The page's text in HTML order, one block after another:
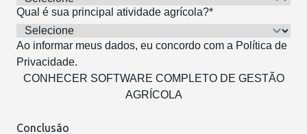
Qual é sua principal atividade agrícola?*
Ao informar meus dados, eu concordo com a Política de
Privacidade.
CONHECER SOFTWARE COMPLETO DE GESTÃO
AGRÍCOLA
Conclusão